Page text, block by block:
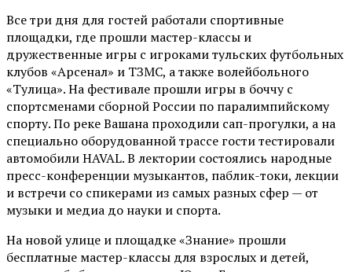
Все три дня для гостей работали спортивные
площадки, где прошли мастер-классы и
дружественные игры с игроками тульских футбольных
клубов «Арсенал» и ТЗМС, а также волейбольного
«Тулица». На фестивале прошли игры в боччу с
спортсменами сборной России по паралимпийскому
спорту. По реке Вашана проходили сап-прогулки, а на
специально оборудованной трассе гости тестировали
автомобили HAVAL. В лектории состоялись народные
пресс-конференции музыкантов, паблик-токи, лекции
и встречи со спикерами из самых разных сфер — от
музыки и медиа до науки и спорта.
На новой улице и площадке «Знание» прошли
бесплатные мастер-классы для взрослых и детей,